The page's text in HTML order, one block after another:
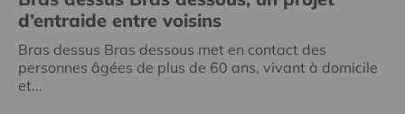
d’entraide entre voisins
Bras dessus Bras dessous met en contact des
personnes âgées de plus de 60 ans, vivant à domicile
et...